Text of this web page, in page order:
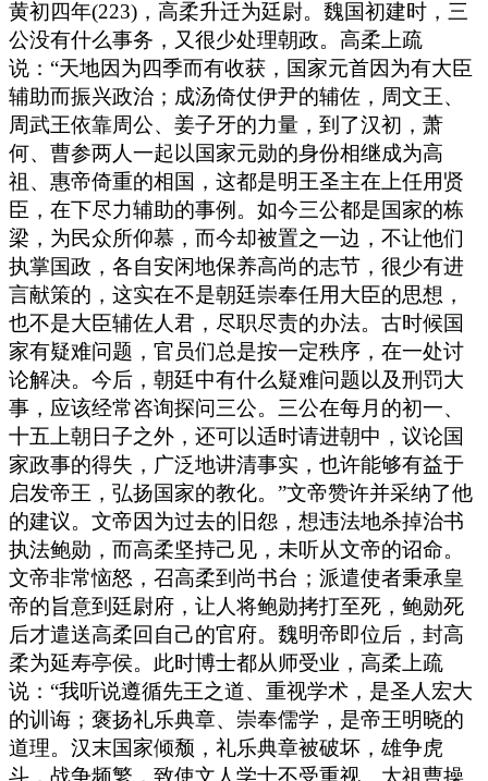
黄初四年(223)，高柔升迁为廷尉。魏国初建时，三
公没有什么事务，又很少处理朝政。高柔上疏
说：“天地因为四季而有收获，国家元首因为有大臣
辅助而振兴政治；成汤倚仗伊尹的辅佐，周文王、
周武王依靠周公、姜子牙的力量，到了汉初，萧
何、曹参两人一起以国家元勋的身份相继成为高
祖、惠帝倚重的相国，这都是明王圣主在上任用贤
臣，在下尽力辅助的事例。如今三公都是国家的栋
梁，为民众所仰慕，而今却被置之一边，不让他们
执掌国政，各自安闲地保养高尚的志节，很少有进
言献策的，这实在不是朝廷崇奉任用大臣的思想，
也不是大臣辅佐人君，尽职尽责的办法。古时候国
家有疑难问题，官员们总是按一定秩序，在一处讨
论解决。今后，朝廷中有什么疑难问题以及刑罚大
事，应该经常咨询探问三公。三公在每月的初一、
十五上朝日子之外，还可以适时请进朝中，议论国
家政事的得失，广泛地讲清事实，也许能够有益于
启发帝王，弘扬国家的教化。”文帝赞许并采纳了他
的建议。文帝因为过去的旧怨，想违法地杀掉治书
执法鲍勋，而高柔坚持己见，未听从文帝的诏命。
文帝非常恼怒，召高柔到尚书台；派遣使者秉承皇
帝的旨意到廷尉府，让人将鲍勋拷打至死，鲍勋死
后才遣送高柔回自己的官府。魏明帝即位后，封高
柔为延寿亭侯。此时博士都从师受业，高柔上疏
说：“我听说遵循先王之道、重视学术，是圣人宏大
的训诲；褒扬礼乐典章、崇奉儒学，是帝王明晓的
道理。汉末国家倾颓，礼乐典章被破坏，雄争虎
斗，战争频繁，致使文人学士不受重视。太祖曹操